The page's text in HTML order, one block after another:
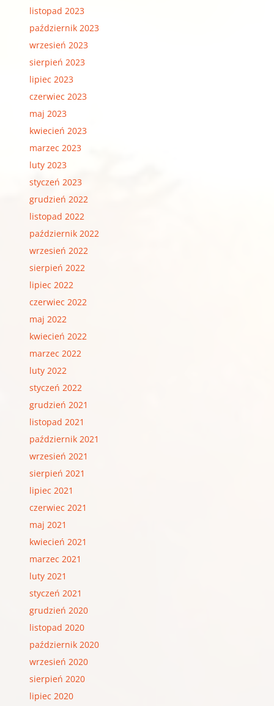
listopad 2023
październik 2023
wrzesień 2023
sierpień 2023
lipiec 2023
czerwiec 2023
maj 2023
kwiecień 2023
marzec 2023
luty 2023
styczeń 2023
grudzień 2022
listopad 2022
październik 2022
wrzesień 2022
sierpień 2022
lipiec 2022
czerwiec 2022
maj 2022
kwiecień 2022
marzec 2022
luty 2022
styczeń 2022
grudzień 2021
listopad 2021
październik 2021
wrzesień 2021
sierpień 2021
lipiec 2021
czerwiec 2021
maj 2021
kwiecień 2021
marzec 2021
luty 2021
styczeń 2021
grudzień 2020
listopad 2020
październik 2020
wrzesień 2020
sierpień 2020
lipiec 2020